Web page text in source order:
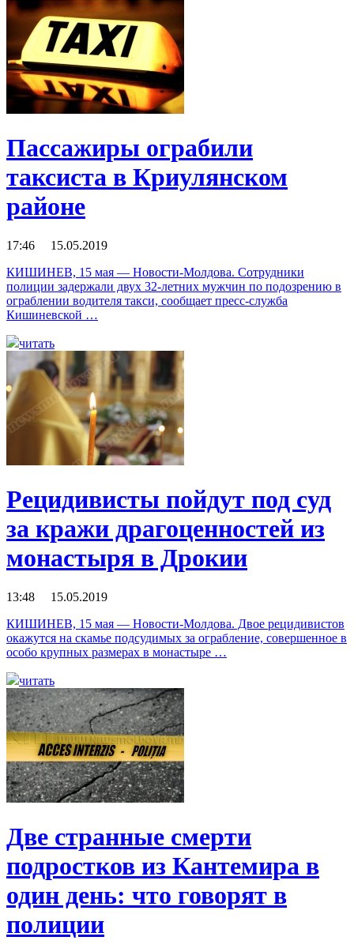
Пассажиры ограбили
таксиста в Криулянском
районе
17:46 15.05.2019
КИШИНЕВ, 15 мая — Новости-Молдова. Сотрудники
полиции задержали двух 32-летних мужчин по подозрению в
ограблении водителя такси, сообщает пресс-служба
Кишиневской …
читать
Рецидивисты пойдут под суд
за кражи драгоценностей из
монастыря в Дрокии
13:48 15.05.2019
КИШИНЕВ, 15 мая — Новости-Молдова. Двое рецидивистов
окажутся на скамье подсудимых за ограбление, совершенное в
особо крупных размерах в монастыре …
читать
Две странные смерти
подростков из Кантемира в
один день: что говорят в
полиции